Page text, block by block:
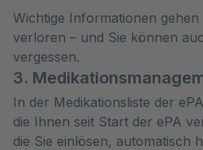
Wichtige Informationen
verloren – und Sie können
vergessen.
3.
In der Medikationsliste der
die Ihnen seit Start der ePA
die Sie einlösen, automatisch